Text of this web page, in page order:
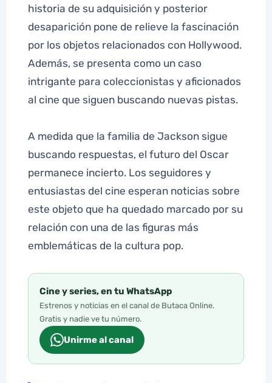
historia de su adquisición y posterior
desaparición pone de relieve la fascinación
por los objetos relacionados con Hollywood.
Además, se presenta como un caso
intrigante para coleccionistas y aficionados
al cine que siguen buscando nuevas pistas.
A medida que la familia de Jackson sigue
buscando respuestas, el futuro del Oscar
permanece incierto. Los seguidores y
entusiastas del cine esperan noticias sobre
este objeto que ha quedado marcado por su
relación con una de las figuras más
emblemáticas de la cultura pop.
Cine y series, en tu WhatsApp
Estrenos y noticias en el canal de Butaca Online.
Gratis y nadie ve tu número.
Unirme al canal